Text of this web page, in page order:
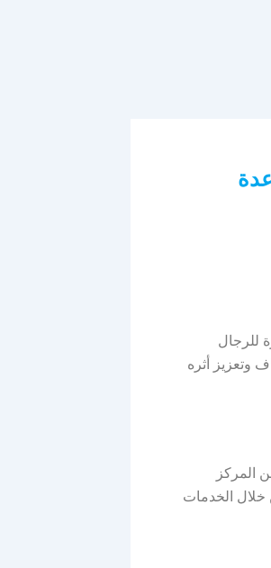
للرجال
وتعزيز أثره
المركز
خلال الخدمات